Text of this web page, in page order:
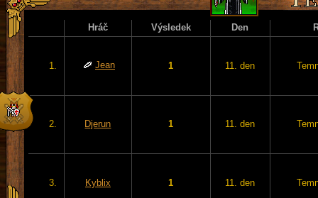
Hráč Výsledek Den
1. Jean 1 11. den
2. Djerun 1 11. den
3. Kyblix 1 11. den